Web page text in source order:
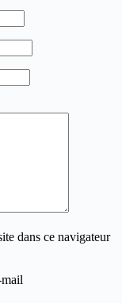
dans ce navigateur